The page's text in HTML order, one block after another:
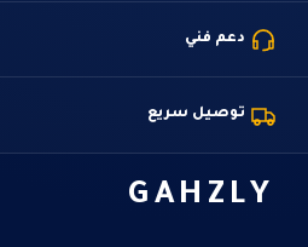
دعم فني
توصيل سريع
GAHZLY